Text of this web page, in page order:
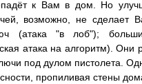
к Вам в дом. Но
возможно, не сделает
(атака "в лоб");
атака на алгоритм).
под дулом пистолета.
пропиливая стены